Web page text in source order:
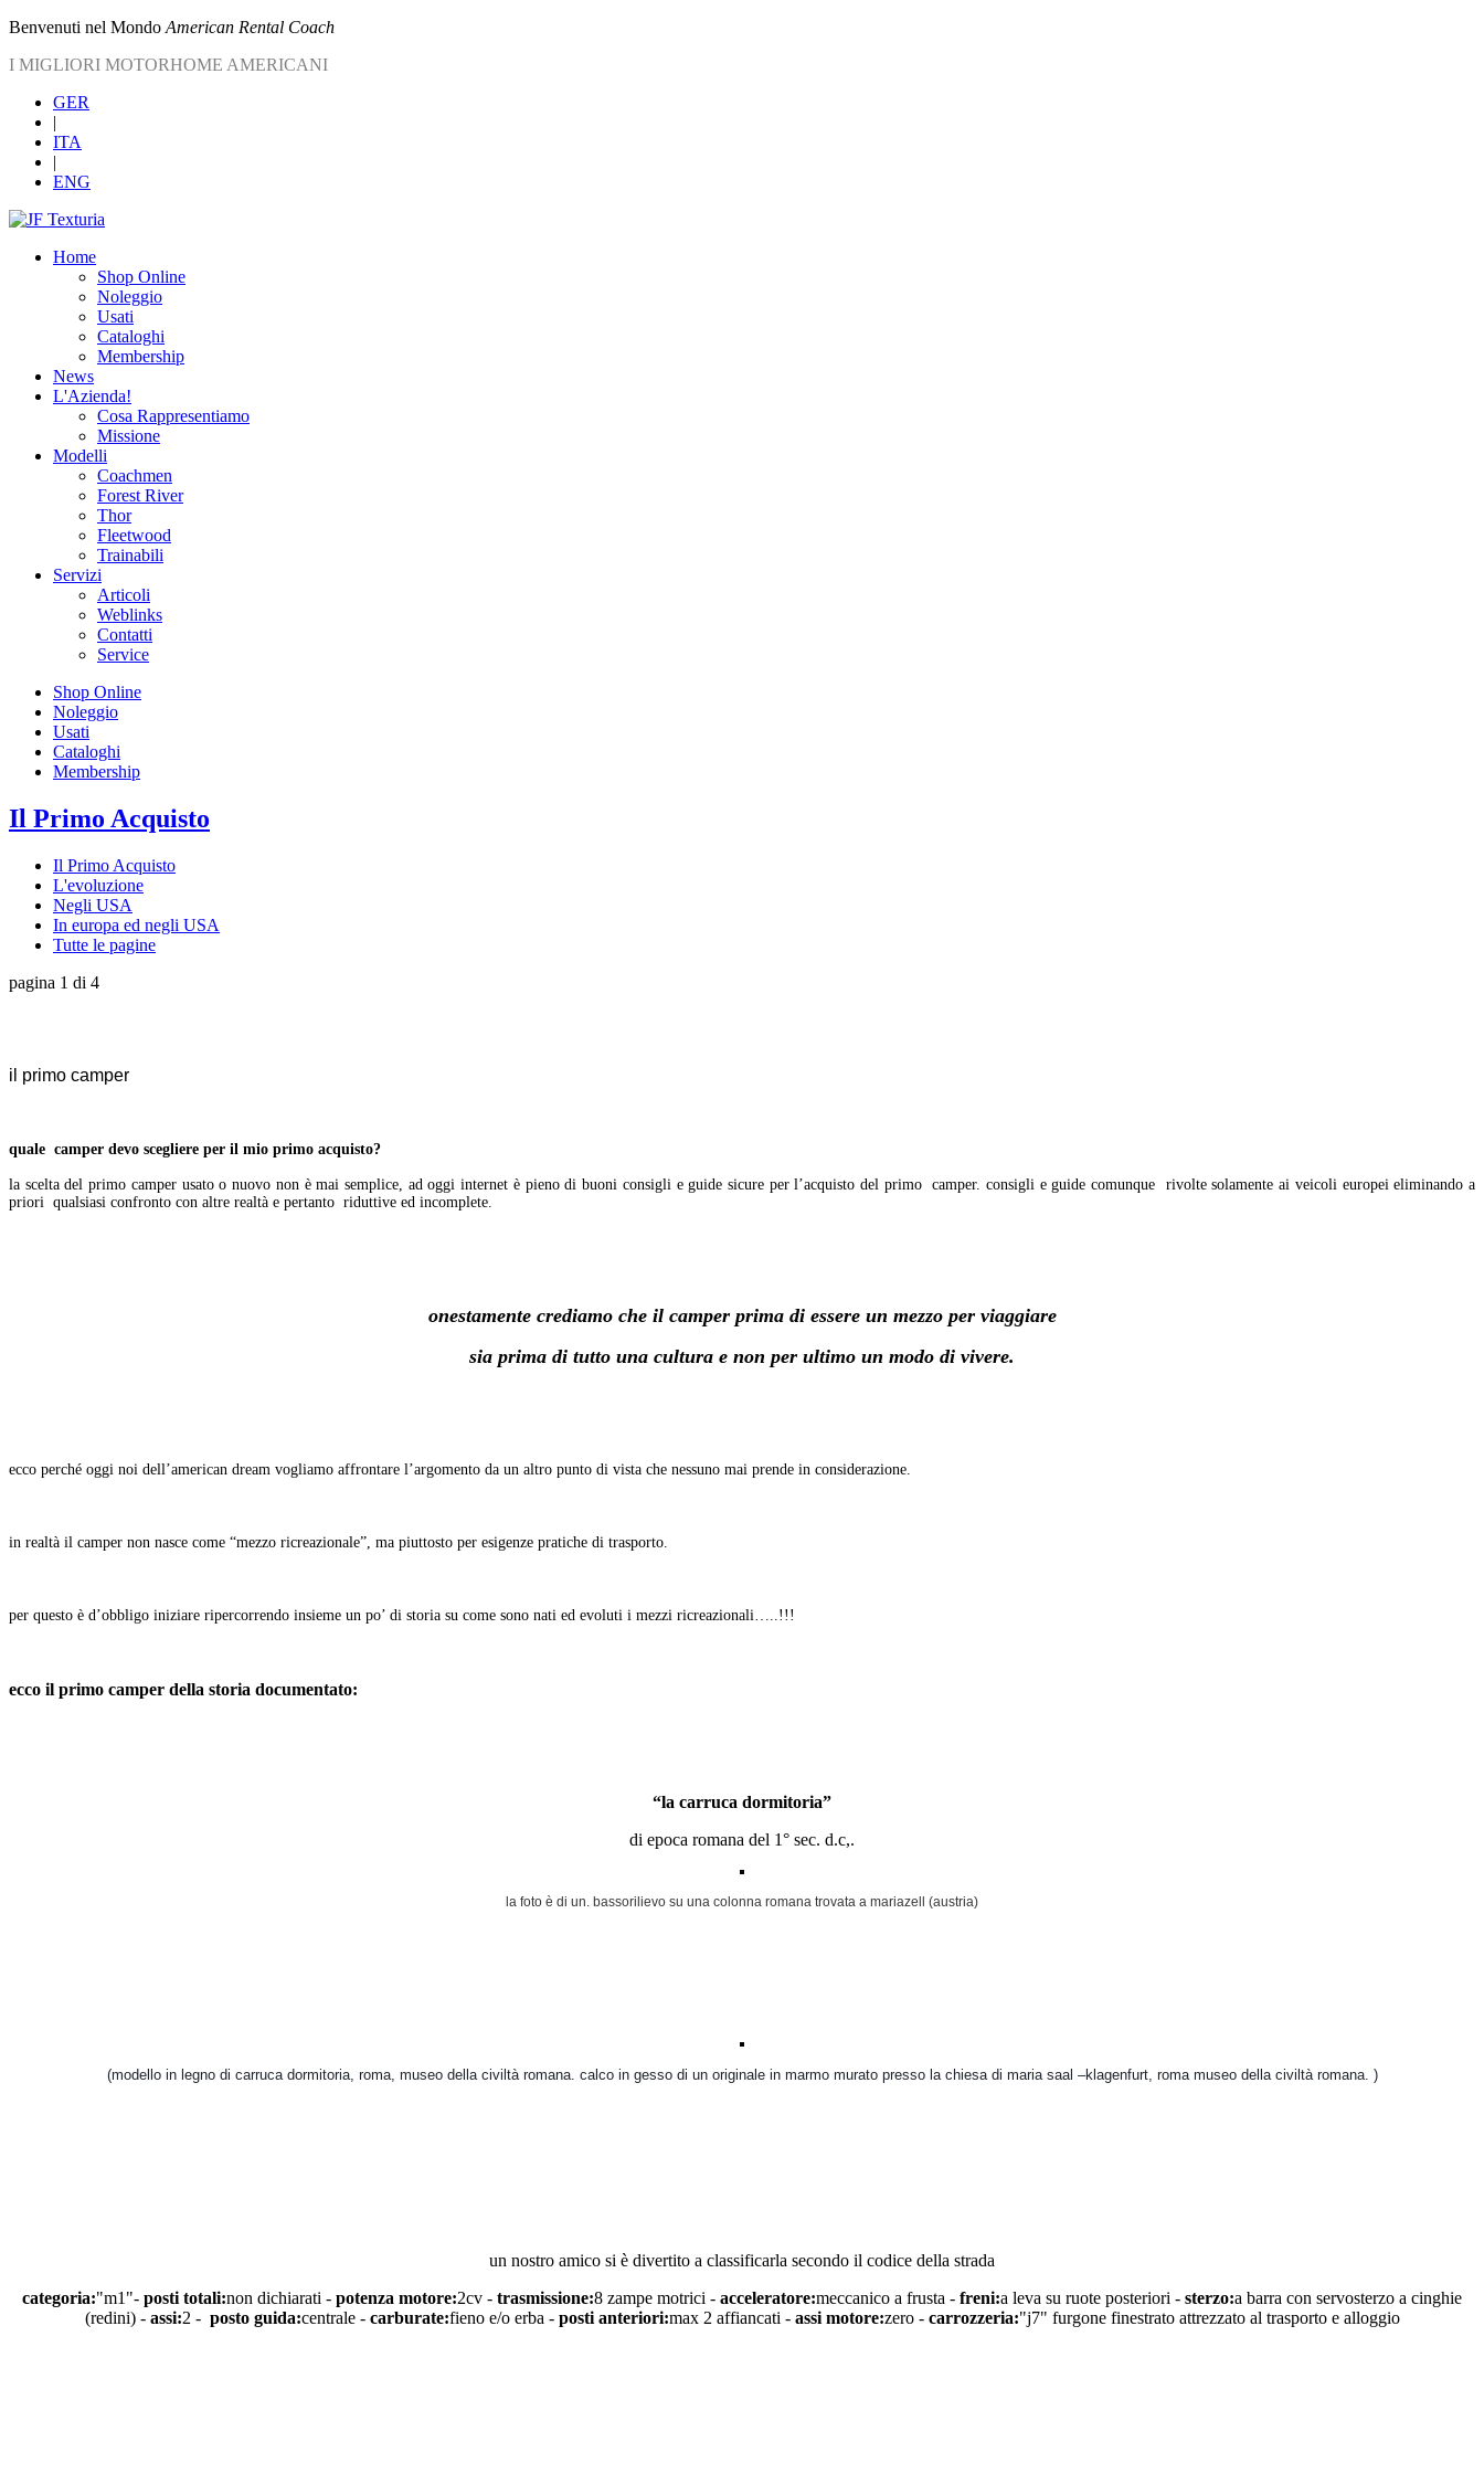
Benvenuti nel Mondo American Rental Coach
I MIGLIORI MOTORHOME AMERICANI
GER
|
ITA
|
ENG
Home
Shop Online
Noleggio
Usati
Cataloghi
Membership
News
L'Azienda!
Cosa Rappresentiamo
Missione
Modelli
Coachmen
Forest River
Thor
Fleetwood
Trainabili
Servizi
Articoli
Weblinks
Contatti
Service
Shop Online
Noleggio
Usati
Cataloghi
Membership
Il Primo Acquisto
Il Primo Acquisto
L'evoluzione
Negli USA
In europa ed negli USA
Tutte le pagine
pagina 1 di 4
il primo camper
quale camper devo scegliere per il mio primo acquisto?
la scelta del primo camper usato o nuovo non è mai semplice, ad oggi internet è pieno di buoni consigli e guide sicure per l’acquisto del primo camper. consigli e guide comunque rivolte solamente ai veicoli europei eliminando a
priori qualsiasi confronto con altre realtà e pertanto riduttive ed incomplete.
onestamente crediamo che il camper prima di essere un mezzo per viaggiare
sia prima di tutto una cultura e non per ultimo un modo di vivere.
ecco perché oggi noi dell’american dream vogliamo affrontare l’argomento da un altro punto di vista che nessuno mai prende in considerazione.
in realtà il camper non nasce come “mezzo ricreazionale”, ma piuttosto per esigenze pratiche di trasporto.
per questo è d’obbligo iniziare ripercorrendo insieme un po’ di storia su come sono nati ed evoluti i mezzi ricreazionali…..!!!
ecco il primo camper della storia documentato:
“la carruca dormitoria”
di epoca romana del 1° sec. d.c,.
la foto è di un. bassorilievo su una colonna romana trovata a mariazell (austria)
(modello in legno di carruca dormitoria, roma, museo della civiltà romana. calco in gesso di un originale in marmo murato presso la chiesa di maria saal –klagenfurt, roma museo della civiltà romana. )
un nostro amico si è divertito a classificarla secondo il codice della strada
categoria:"m1"- posti totali:non dichiarati - potenza motore:2cv - trasmissione:8 zampe motrici - acceleratore:meccanico a frusta - freni:a leva su ruote posteriori - sterzo:a barra con servosterzo a cinghie
(redini) - assi:2 - posto guida:centrale - carburate:fieno e/o erba - posti anteriori:max 2 affiancati - assi motore:zero - carrozzeria:"j7" furgone finestrato attrezzato al trasporto e alloggio